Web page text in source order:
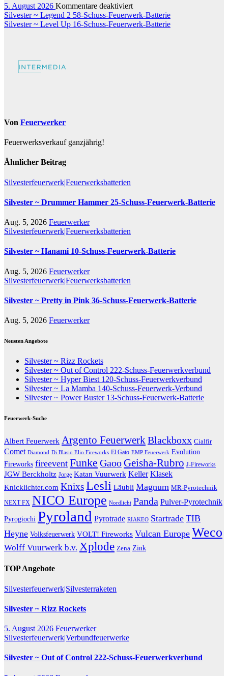
Schuss-
Feuerwerkverbund
5. August 2026 Kommentare deaktiviertfür
Silvester
~
Beitragsnavigation
Silvester ~ Legend 2 58-Schuss-Feuerwerk-Batterie
Silvester ~ Level Up 16-Schuss-Feuerwerk-Batterie
Von Feuerwerker
Feuerwerksverkauf ganzjährig!
Ähnlicher Beitrag
Silvesterfeuerwerk|Feuerwerksbatterien
Silvester ~ Drummer Hammer 25-Schuss-Feuerwerk-Batterie
Aug. 5, 2026 Feuerwerker
Silvesterfeuerwerk|Feuerwerksbatterien
Silvester ~ Hanami 10-Schuss-Feuerwerk-Batterie
Aug. 5, 2026 Feuerwerker
Silvesterfeuerwerk|Feuerwerksbatterien
Silvester ~ Pretty in Pink 36-Schuss-Feuerwerk-Batterie
Aug. 5, 2026 Feuerwerker
Neusten Angebote
Silvester ~ Rizz Rockets
Silvester ~ Out of Control 222-Schuss-Feuerwerkverbund
Silvester ~ Hyper Biest 120-Schuss-Feuerwerkverbund
Silvester ~ La Mamba 140-Schuss-Feuerwerk-Verbund
Silvester ~ Power Buster 13-Schuss-Feuerwerk-Batterie
Feuerwerk-Suche
Albert Feuerwerk Argento FeuerwerkBlackboxx Cialfir
Comet Diamond Di Blasio Elio Fireworks El Gato EMP Feuerwerk Evolution
Fireworks fireevent Funke GaooGeisha-Rubro J-Fireworks
JGW Berckholtz Jorge Katan Vuurwerk Keller Klasek
Knicklichter.com KnixsLesli Läubli Magnum MR-Pyrotechnik
NEXT FX NICO Europe Nordlicht Panda Pulver-Pyrotechnik
Pyrogiochi Pyroland Pyrotrade RIAKEO Startrade TIB
Heyne Volksfeuerwerk VOLT! Fireworks Vulcan Europe Weco
Wolff Vuurwerk b.v. Xplode Zena Zink
TOP Angebote
Silvesterfeuerwerk|Silvesterraketen
Silvester ~ Rizz Rockets
5. August 2026 Feuerwerker
Silvesterfeuerwerk|Verbundfeuerwerke
Silvester ~ Out of Control 222-Schuss-Feuerwerkverbund